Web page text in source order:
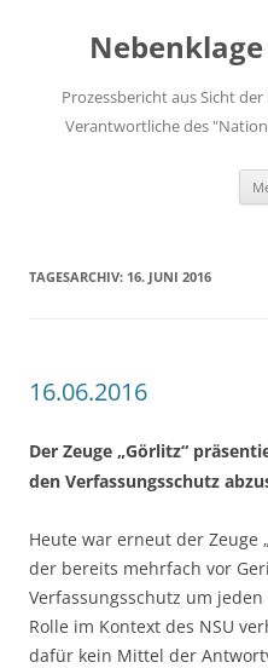
springenNebenklage
Prozessbericht aus Sicht
Verantwortliche des
TAGESARCHIV: 16. JUNI 2016
16.06.2016
Der Zeuge „Görlitz“
den Verfassungsschutz
Heute war erneut der Zeuge
der bereits mehrfach vor
Verfassungsschutz um
Rolle im Kontext des NSU
dafür kein Mittel der